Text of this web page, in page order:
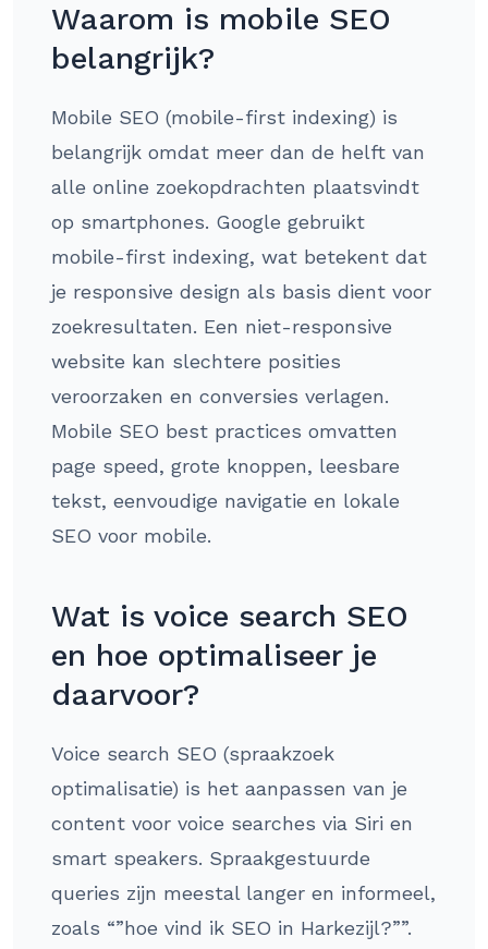
Waarom is mobile SEO
belangrijk?
Mobile SEO (mobile-first indexing) is
belangrijk omdat meer dan de helft van
alle online zoekopdrachten plaatsvindt
op smartphones. Google gebruikt
mobile-first indexing, wat betekent dat
je responsive design als basis dient voor
zoekresultaten. Een niet-responsive
website kan slechtere posities
veroorzaken en conversies verlagen.
Mobile SEO best practices omvatten
page speed, grote knoppen, leesbare
tekst, eenvoudige navigatie en lokale
SEO voor mobile.
Wat is voice search SEO
en hoe optimaliseer je
daarvoor?
Voice search SEO (spraakzoek
optimalisatie) is het aanpassen van je
content voor voice searches via Siri en
smart speakers. Spraakgestuurde
queries zijn meestal langer en informeel,
zoals “”hoe vind ik SEO in Harkezijl?””.